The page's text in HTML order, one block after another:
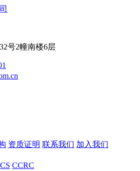
号2幢南楼6层
资质证明 联系我们 加入我们
CS CCRC